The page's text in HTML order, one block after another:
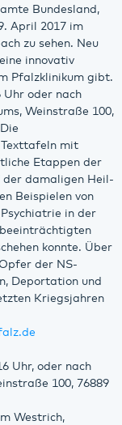
Bundesland,
April 2017 im
zu sehen. Neu
innovativ
Pfalzklinikum gibt.
Uhr oder nach
Weinstraße 100,
Texttafeln mit
Etappen der
der damaligen Heil-
Beispielen von
in der
beeinträchtigten
konnte. Über
der NS-
Deportation und
Kriegsjahren
Uhr, oder nach
100, 76889
Westrich,